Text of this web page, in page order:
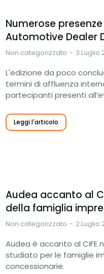
Numerose
Automotive Dealer
Non categorizzato 3 Luglio
L'edizione da poco
termini di affluenza
partecipanti presenti
Leggi l'articolo
Audea accanto al
della famiglia
Non categorizzato 2 Luglio
Audea è accanto al CIFE
studiato per le famiglie
concessionarie.